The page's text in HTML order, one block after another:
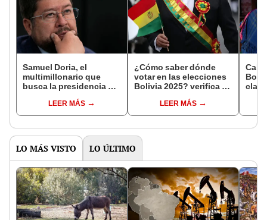
Samuel Doria, el
multimillonario que
busca la presidencia de
"todo lo contrario" a
Evo Morales
LEER MÁS
¿Cómo saber dónde
votar en las elecciones
Bolivia 2025? verifica tu
Participo"LEER MÁS
LO MÁS VISTO LO ÚLTIMO